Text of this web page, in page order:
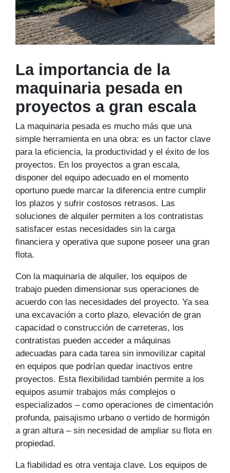
La importancia de la
maquinaria pesada en
proyectos a gran escala
La maquinaria pesada es mucho más que una
simple herramienta en una obra: es un factor clave
para la eficiencia, la productividad y el éxito de los
proyectos. En los proyectos a gran escala,
disponer del equipo adecuado en el momento
oportuno puede marcar la diferencia entre cumplir
los plazos y sufrir costosos retrasos. Las
soluciones de alquiler permiten a los contratistas
satisfacer estas necesidades sin la carga
financiera y operativa que supone poseer una gran
flota.
Con la maquinaria de alquiler, los equipos de
trabajo pueden dimensionar sus operaciones de
acuerdo con las necesidades del proyecto. Ya sea
una excavación a corto plazo, elevación de gran
capacidad o construcción de carreteras, los
contratistas pueden acceder a máquinas
adecuadas para cada tarea sin inmovilizar capital
en equipos que podrían quedar inactivos entre
proyectos. Esta flexibilidad también permite a los
equipos asumir trabajos más complejos o
especializados – como operaciones de cimentación
profunda, paisajismo urbano o vertido de hormigón
a gran altura – sin necesidad de ampliar su flota en
propiedad.
La fiabilidad es otra ventaja clave. Los equipos de